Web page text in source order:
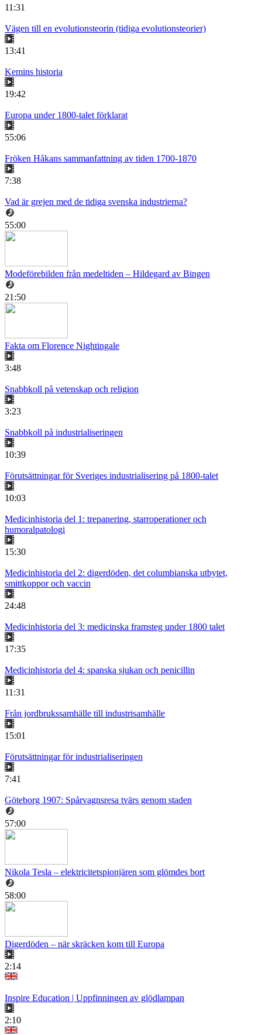
11:31
Vägen till en evolutionsteorin (tidiga evolutionsteorier)
13:41
Kemins historia
19:42
Europa under 1800-talet förklarat
55:06
Fröken Håkans sammanfattning av tiden 1700-1870
7:38
Vad är grejen med de tidiga svenska industrierna?
55:00
Modeförebilden från medeltiden – Hildegard av Bingen
21:50
Fakta om Florence Nightingale
3:48
Snabbkoll på vetenskap och religion
3:23
Snabbkoll på industrialiseringen
10:39
Förutsättningar för Sveriges industrialisering på 1800-talet
10:03
Medicinhistoria del 1: trepanering, starroperationer och
humoralpatologi
15:30
Medicinhistoria del 2: digerdöden, det columbianska utbytet,
smittkoppor och vaccin
24:48
Medicinhistoria del 3: medicinska framsteg under 1800 talet
17:35
Medicinhistoria del 4: spanska sjukan och penicillin
11:31
Från jordbrukssamhälle till industrisamhälle
15:01
Förutsättningar för industrialiseringen
7:41
Göteborg 1907: Spårvagnsresa tvärs genom staden
57:00
Nikola Tesla – elektricitetspionjären som glömdes bort
58:00
Digerdöden – när skräcken kom till Europa
2:14
Inspire Education | Uppfinningen av glödlampan
2:10